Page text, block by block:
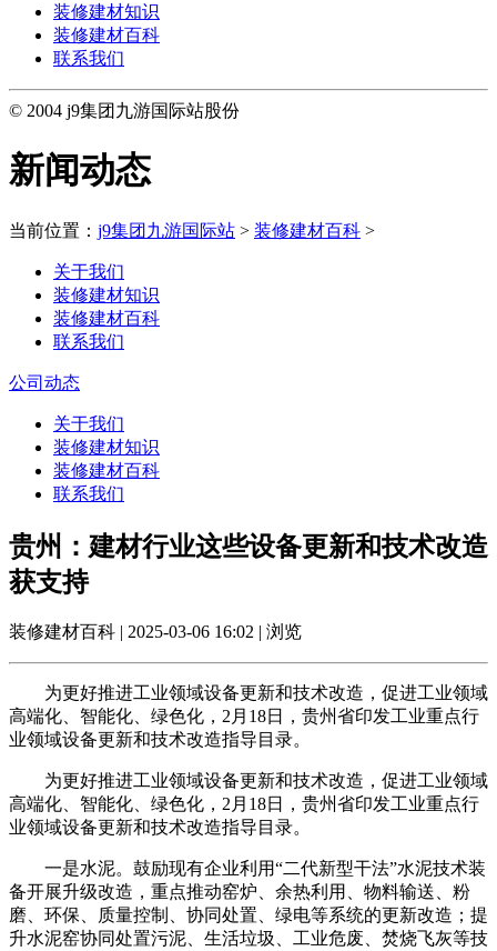
装修建材知识
装修建材百科
联系我们
© 2004 j9集团九游国际站股份
新闻动态
当前位置： j9集团九游国际站 > 装修建材百科 >
关于我们
装修建材知识
装修建材百科
联系我们
公司动态
关于我们
装修建材知识
装修建材百科
联系我们
贵州：建材行业这些设备更新和技术改造
获支持
装修建材百科 | 2025-03-06 16:02 | 浏览
为更好推进工业领域设备更新和技术改造，促进工业领域
高端化、智能化、绿色化，2月18日，贵州省印发工业重点行
业领域设备更新和技术改造指导目录。
为更好推进工业领域设备更新和技术改造，促进工业领域
高端化、智能化、绿色化，2月18日，贵州省印发工业重点行
业领域设备更新和技术改造指导目录。
一是水泥。鼓励现有企业利用“二代新型干法”水泥技术装
备开展升级改造，重点推动窑炉、余热利用、物料输送、粉
磨、环保、质量控制、协同处置、绿电等系统的更新改造；提
升水泥窑协同处置污泥、生活垃圾、工业危废、焚烧飞灰等技